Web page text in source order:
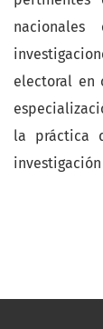
electoral en
la práctica